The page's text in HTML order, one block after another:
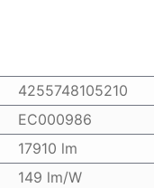
4255748105210
EC000986
17910 lm
149 lm/W